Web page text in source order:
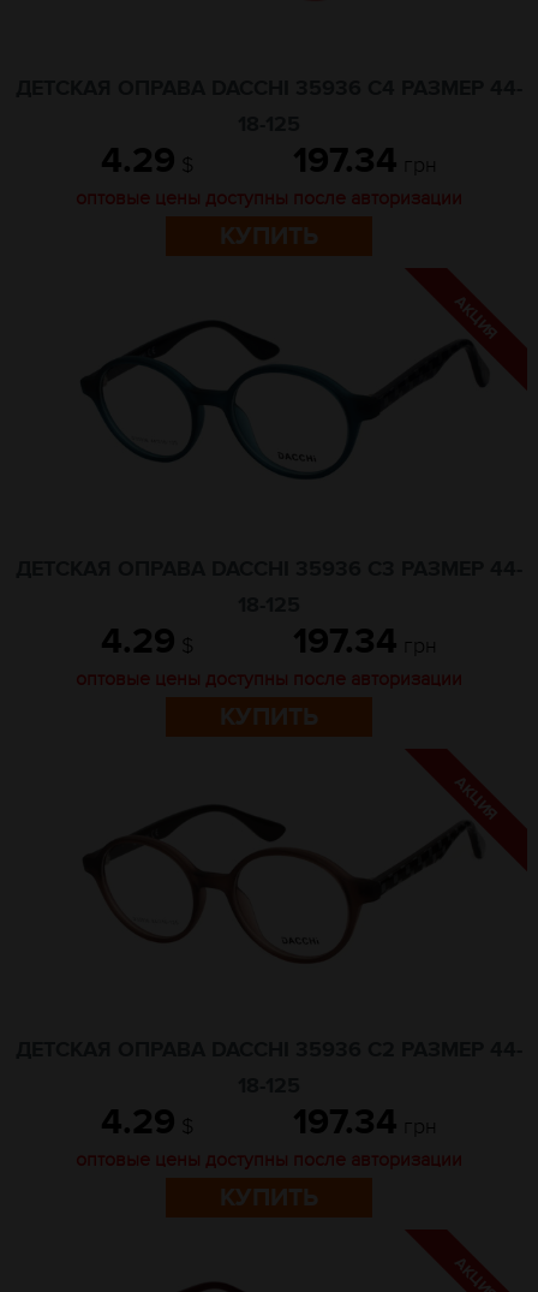
4.29 $ 197.34 грн
оптовые цены доступны после авторизации
КУПИТЬ
4.29 $ 197.34 грн
оптовые цены доступны после авторизации
КУПИТЬ
4.29 $ 197.34 грн
оптовые цены доступны после авторизации
КУПИТЬ